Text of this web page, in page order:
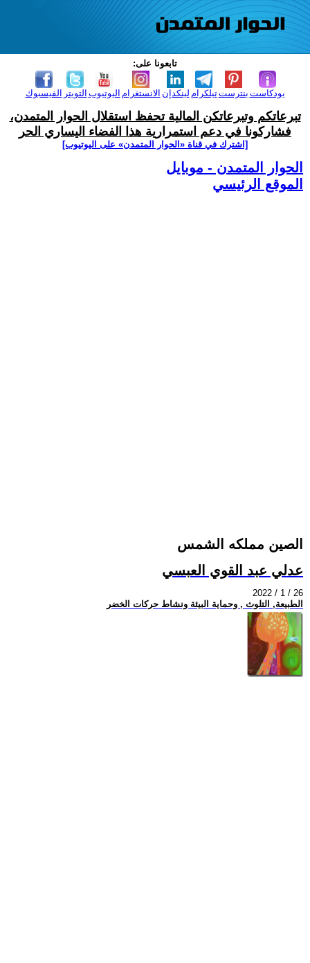
تابعونا على:
الفيسبوك التويتر اليوتيوب الانستغرام لينكدإن تيلكرامبنترست بودكاست
تبرعاتكم وتبرعاتكن المالية تحفظ استقلال الحوار المتمدن،
فشاركونا في دعم استمرارية هذا الفضاء اليساري الحر
[اشترك في قناة ‫«الحوار المتمدن» على اليوتيوب]
الحوار المتمدن - موبايل
الموقع الرئيسي
الصين مملكه الشمس
عدلي عبد القوي العبسي
2022 / 1 / 26
الطبيعة, التلوث , وحماية البيئة ونشاط حركات الخضر